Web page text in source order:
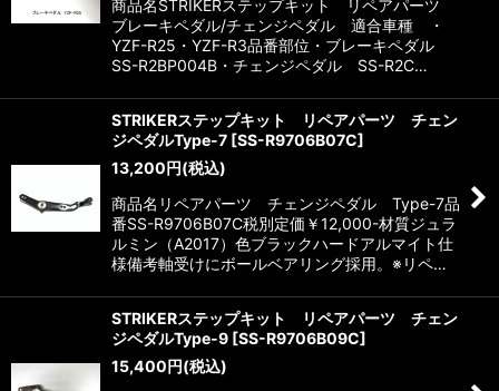
商品名STRIKERステップキット リペアパーツ
ブレーキペダル/チェンジペダル 適合車種 ・
YZF-R25・YZF-R3品番部位・ブレーキペダル
SS-R2BP004B・チェンジペダル SS-R2C…
STRIKERステップキット リペアパーツ チェン
ジペダルType-7 [SS-R9706B07C]
13,200 円(税込)
商品名リペアパーツ チェンジペダル Type-7品
番SS-R9706B07C税別定価￥12,000-材質ジュラ
ルミン（A2017）色ブラックハードアルマイト仕
様備考軸受けにボールベアリング採用。※リペ…
STRIKERステップキット リペアパーツ チェン
ジペダルType-9 [SS-R9706B09C]
15,400 円(税込)